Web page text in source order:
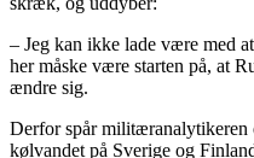
– Jeg kan ikke lade være med
her måske være starten på, at
ændre sig.
Derfor spår militæranalytikeren
kølvandet på Sverige og